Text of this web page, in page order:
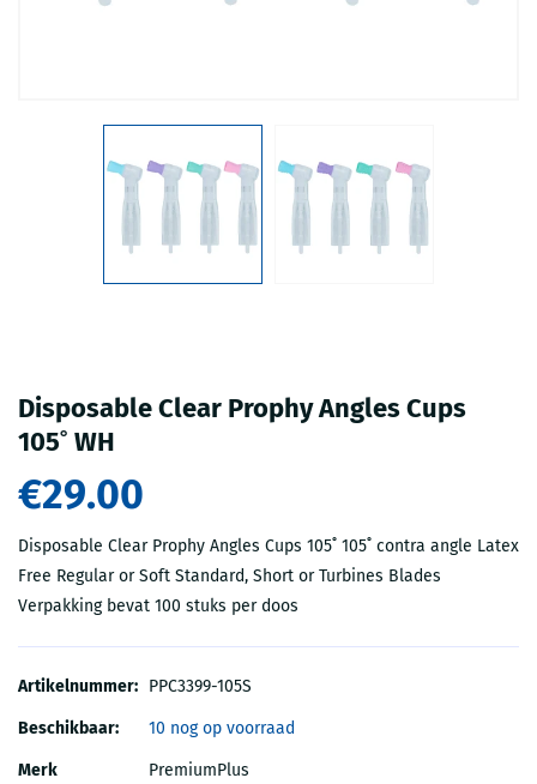
Disposable Clear Prophy Angles Cups
105˚ WH
€29.00
Disposable Clear Prophy Angles Cups 105˚ 105˚ contra angle Latex
Free Regular or Soft Standard, Short or Turbines Blades
Verpakking bevat 100 stuks per doos
Artikelnummer: PPC3399-105S
Beschikbaar: 10 nog op voorraad
Merk PremiumPlus